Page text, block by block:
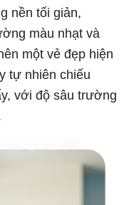
nền tối giản,
màu nhạt và
một vẻ đẹp hiện
tự nhiên chiếu
với độ sâu trường